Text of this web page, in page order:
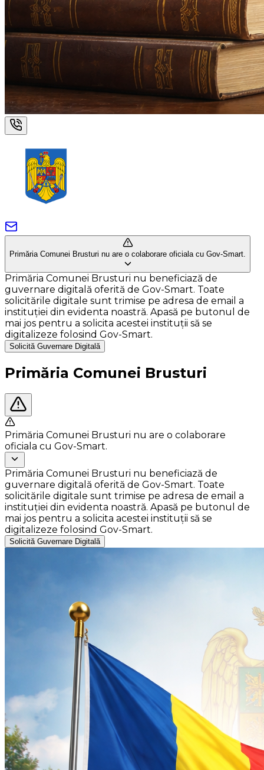
Primăria Comunei Brusturi nu are o colaborare oficiala cu Gov-Smart.
Primăria Comunei Brusturi nu beneficiază de
guvernare digitală oferită de Gov-Smart. Toate
solicitările digitale sunt trimise pe adresa de email a
instituției din evidenta noastră. Apasă pe butonul de
mai jos pentru a solicita acestei instituții să se
digitalizeze folosind Gov-Smart.
Solicită Guvernare Digitală
Primăria Comunei Brusturi
Primăria Comunei Brusturi nu are o colaborare
oficiala cu Gov-Smart.
Primăria Comunei Brusturi nu beneficiază de
guvernare digitală oferită de Gov-Smart. Toate
solicitările digitale sunt trimise pe adresa de email a
instituției din evidenta noastră. Apasă pe butonul de
mai jos pentru a solicita acestei instituții să se
digitalizeze folosind Gov-Smart.
Solicită Guvernare Digitală